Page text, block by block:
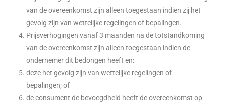
van de overeenkomst zijn alleen toegestaan indien zij het
gevolg zijn van wettelijke regelingen of bepalingen.
Prijsverhogingen vanaf 3 maanden na de totstandkoming
van de overeenkomst zijn alleen toegestaan indien de
ondernemer dit bedongen heeft en:
deze het gevolg zijn van wettelijke regelingen of
bepalingen; of
de consument de bevoegdheid heeft de overeenkomst op